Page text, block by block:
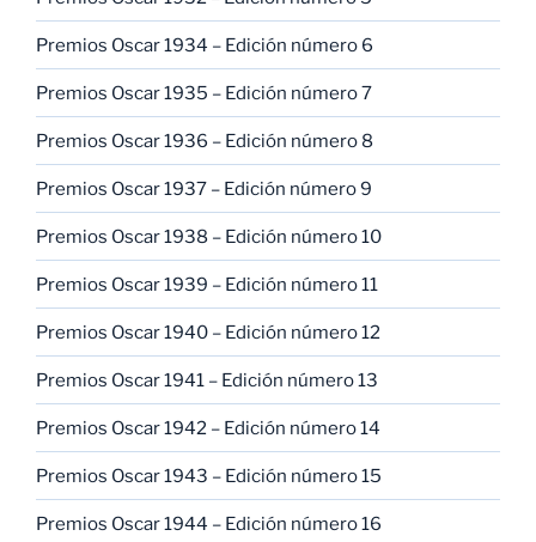
Premios Oscar 1934 – Edición número 6
Premios Oscar 1935 – Edición número 7
Premios Oscar 1936 – Edición número 8
Premios Oscar 1937 – Edición número 9
Premios Oscar 1938 – Edición número 10
Premios Oscar 1939 – Edición número 11
Premios Oscar 1940 – Edición número 12
Premios Oscar 1941 – Edición número 13
Premios Oscar 1942 – Edición número 14
Premios Oscar 1943 – Edición número 15
Premios Oscar 1944 – Edición número 16